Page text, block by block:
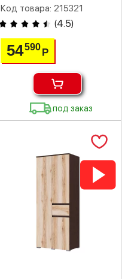
Код товара: 215321
(4.5)
54590 Р
под заказ